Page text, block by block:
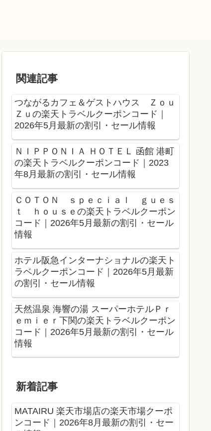
関連記事
つながるカフェ＆ゲストハウス Ｚｏｕ
Ｚｕの楽天トラベルクーポンコード｜
2026年5月最新の割引・セール情報
ＮＩＰＰＯＮＩＡ ＨＯＴＥＬ 函館 港町
の楽天トラベルクーポンコード｜2023
年8月最新の割引・セール情報
ＣＯＴＯＮ ｓｐｅｃｉａｌ ｇｕｅｓ
ｔ ｈｏｕｓｅの楽天トラベルクーポン
コード｜2026年5月最新の割引・セール
情報
ホテル阪急インターナショナルの楽天ト
ラベルクーポンコード｜2026年5月最新
の割引・セール情報
天然温泉 海響の湯 スーパーホテルＰｒ
ｅｍｉｅｒ下関の楽天トラベルクーポン
コード｜2026年5月最新の割引・セール
情報
新着記事
MATAIRU 楽天市場店の楽天市場クーポ
ンコード｜2026年8月最新の割引・セー